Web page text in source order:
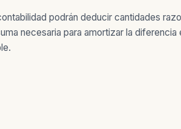
podrán deducir cantidades
necesaria para amortizar la